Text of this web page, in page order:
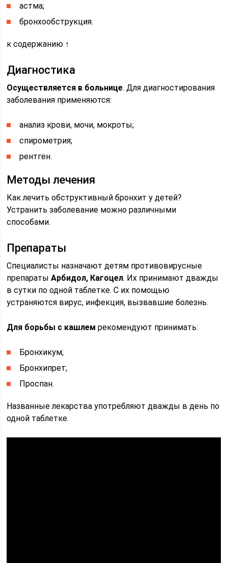
астма;
бронхообструкция.
к содержанию ↑
Диагностика
Осуществляется в больнице. Для диагностирования
заболевания применяются:
анализ крови, мочи, мокроты;
спирометрия;
рентген.
Методы лечения
Как лечить обструктивный бронхит у детей?
Устранить заболевание можно различными
способами.
Препараты
Специалисты назначают детям противовирусные
препаратыАрбидол, Кагоцел. Их принимают дважды
в сутки по одной таблетке. С их помощью
устраняются вирус, инфекция, вызвавшие болезнь.
Для борьбы с кашлемрекомендуют принимать:
Бронхикум;
Бронхипрет;
Проспан.
Названные лекарства употребляют дважды в день по
одной таблетке.